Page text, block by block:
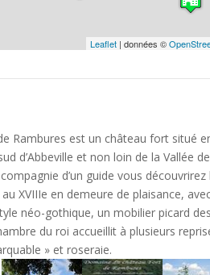
Leaflet | données ©
Rambures est un château fort situé
d’Abbeville et non loin de la Vallée
d’un guide vous
XVIIIe en demeure de plaisance,
néo-gothique, un mobilier picard des
du roi accueillit à plusieurs
» et roseraie.